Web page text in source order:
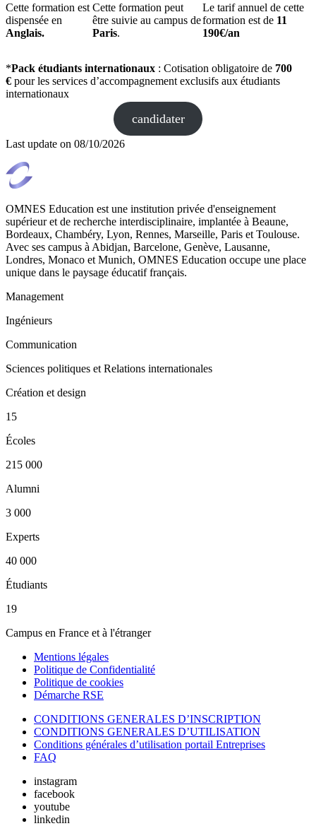
Cette formation est
dispensée en
Anglais.
Cette formation peut
être suivie au campus de
Paris.
Le tarif annuel de cette
formation est de 11
190€/an
*Pack étudiants internationaux : Cotisation obligatoire de 700
€ pour les services d’accompagnement exclusifs aux étudiants
internationaux
candidater
Last update on 08/10/2026
OMNES Education est une institution privée d'enseignement
supérieur et de recherche interdisciplinaire, implantée à Beaune,
Bordeaux, Chambéry, Lyon, Rennes, Marseille, Paris et Toulouse.
Avec ses campus à Abidjan, Barcelone, Genève, Lausanne,
Londres, Monaco et Munich, OMNES Education occupe une place
unique dans le paysage éducatif français.
Management
Ingénieurs
Communication
Sciences politiques et Relations internationales
Création et design
15
Écoles
215 000
Alumni
3 000
Experts
40 000
Étudiants
19
Campus en France et à l'étranger
Mentions légales
Politique de Confidentialité
Politique de cookies
Démarche RSE
CONDITIONS GENERALES D’INSCRIPTION
CONDITIONS GENERALES D’UTILISATION
Conditions générales d’utilisation portail Entreprises
FAQ
instagram
facebook
youtube
linkedin